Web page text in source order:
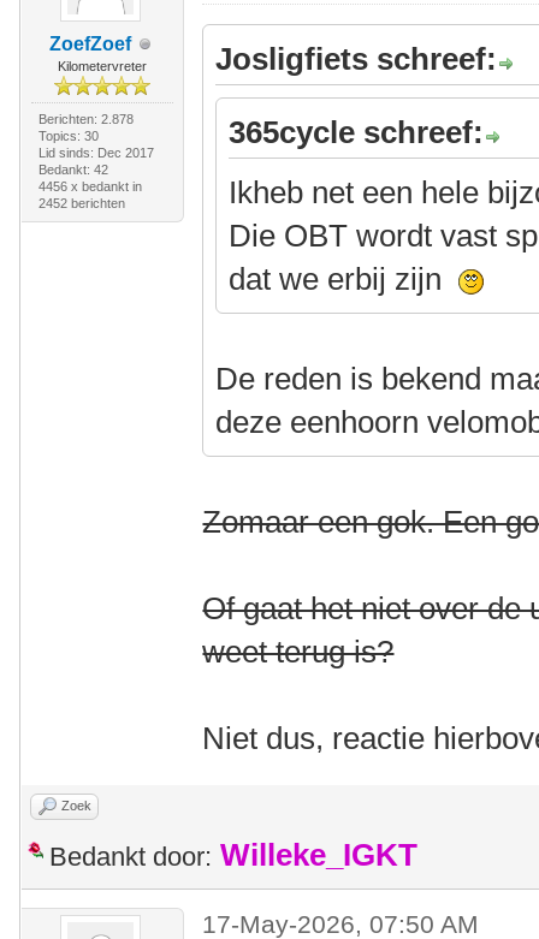
ZoefZoef
Kilometervreter
Berichten: 2.878
Topics: 30
Lid sinds: Dec 2017
Bedankt: 42
4456 x bedankt in
2452 berichten
Josligfiets schreef:
365cycle schreef:
Ikheb net een hele
Die OBT wordt vast
dat we erbij zijn
De reden is bekend
deze eenhoorn
Zomaar een gok. Een
Of gaat het niet over de
weet terug is?
Niet dus, reactie
Zoek
Bedankt door: Willeke_IGKT
17-May-2026, 07:50 AM